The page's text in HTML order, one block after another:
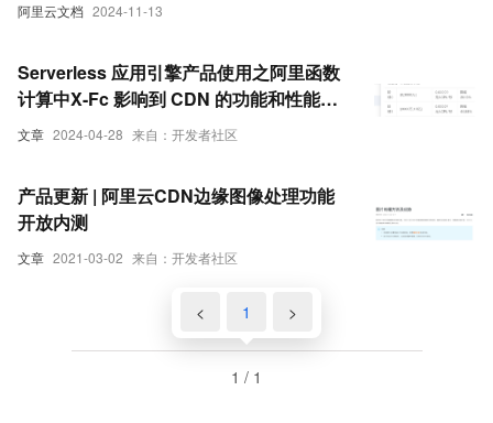
阿里云文档 2024-11-13
文章 2024-04-28 来自：开发者社区
Serverless 应用引擎产品使用之阿里函数
计算中X-Fc 影响到 CDN 的功能和性能如
何解决
文章 2021-03-02 来自：开发者社区
产品更新 | 阿里云CDN边缘图像处理功能
开放内测
< 1 >
1 / 1